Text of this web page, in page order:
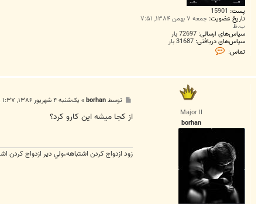
پست: 15901
تاریخ عضویت: جمعه ۷ بهمن ۱۳۸۴, ۷:۵۱
ب.ظ
سپاس‌های ارسالی: 72697 بار
سپاس‌های دریافتی: 31687 بار
تماس:
ت
M
4
Major II
borhan
ت
توسطborhan
» یک‌شنبه ۴ شهریور ۱۳۸۶, ۱:۳۷ ق.ظ
از کجا ميشه اين کارو کرد؟
زود ازدواج کردن اشتباهه،ولي دير ازدواج کردن